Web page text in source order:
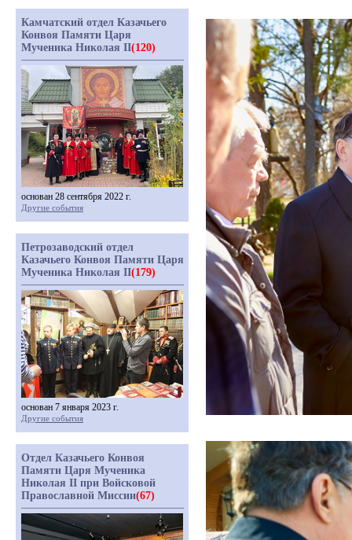
Камчатский отдел Казачьего
Конвоя Памяти Царя
Мученика Николая II(120)
основан 28 сентября 2022 г.
Другие события
Петрозаводский отдел
Казачьего Конвоя Памяти Царя
Мученика Николая II(179)
основан 7 января 2023 г.
Другие события
Отдел Казачьего Конвоя
Памяти Царя Мученика
Николая II при Войсковой
Православной Миссии(67)